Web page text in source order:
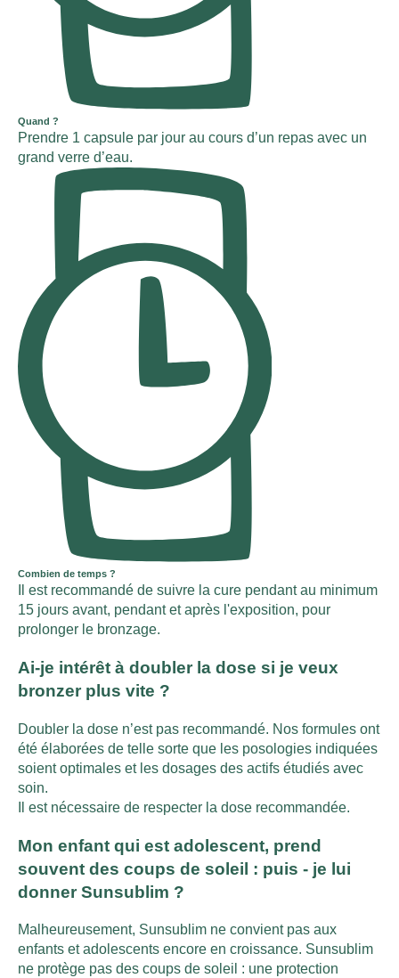
Quand ?
Prendre 1 capsule par jour au cours d’un repas avec un
grand verre d’eau.
Combien de temps ?
Il est recommandé de suivre la cure pendant au minimum
15 jours avant, pendant et après l'exposition, pour
prolonger le bronzage.
Ai-je intérêt à doubler la dose si je veux
bronzer plus vite ?
Doubler la dose n’est pas recommandé. Nos formules ont
été élaborées de telle sorte que les posologies indiquées
soient optimales et les dosages des actifs étudiés avec
soin.
Il est nécessaire de respecter la dose recommandée.
Mon enfant qui est adolescent, prend
souvent des coups de soleil : puis - je lui
donner Sunsublim ?
Malheureusement, Sunsublim ne convient pas aux
enfants et adolescents encore en croissance. Sunsublim
ne protège pas des coups de soleil : une protection